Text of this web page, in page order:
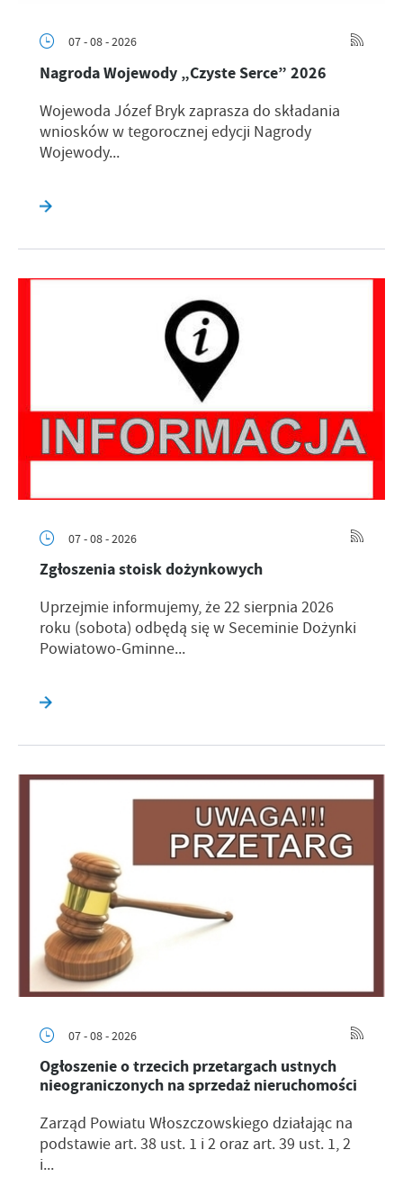
07 - 08 - 2026
Nagroda Wojewody „Czyste Serce” 2026
Wojewoda Józef Bryk zaprasza do składania
wniosków w tegorocznej edycji Nagrody
Wojewody...
07 - 08 - 2026
Zgłoszenia stoisk dożynkowych
Uprzejmie informujemy, że 22 sierpnia 2026
roku (sobota) odbędą się w Seceminie Dożynki
Powiatowo-Gminne...
07 - 08 - 2026
Ogłoszenie o trzecich przetargach ustnych
nieograniczonych na sprzedaż nieruchomości
Zarząd Powiatu Włoszczowskiego działając na
podstawie art. 38 ust. 1 i 2 oraz art. 39 ust. 1, 2
i...